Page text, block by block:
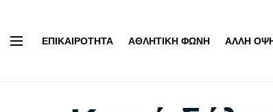
ΕΠΙΚΑΙΡΌΤΗΤΑ ΑΘΛΗΤΙΚΉ ΦΩΝΉ ΆΛΛΗ